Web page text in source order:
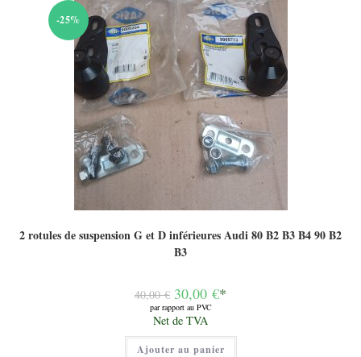
-25%
2 rotules de suspension G et D inférieures Audi 80 B2 B3 B4 90 B2
B3
40,00€ Le
prix
initial
était :
40,00 €.
30,00 €*
par rapport au PVC
Le
prix
actuel
est :
Net de TVA
Ajouter au panier